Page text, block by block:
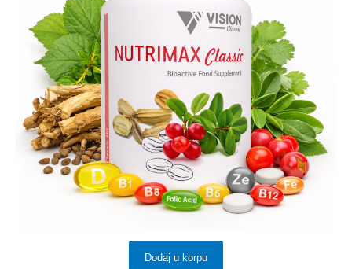
Dodaj u korpu